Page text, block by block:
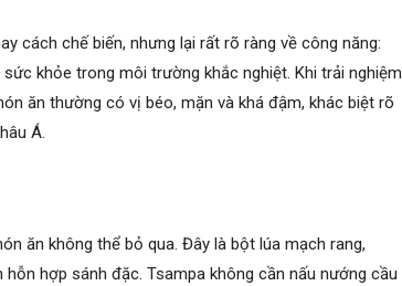
cách chế biến, nhưng lại rất rõ ràng về công năng:
khỏe trong môi trường khắc nghiệt. Khi trải nghiệm
ăn thường có vị béo, mặn và khá đậm, khác biệt rõ
Á.
ăn không thể bỏ qua. Đây là bột lúa mạch rang,
hợp sánh đặc. Tsampa không cần nấu nướng cầu